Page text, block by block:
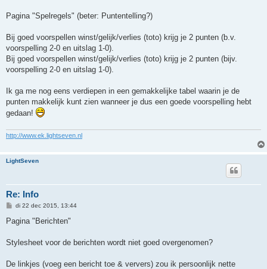
Pagina "Spelregels" (beter: Puntentelling?)
Bij goed voorspellen winst/gelijk/verlies (toto) krijg je 2 punten (b.v.
voorspelling 2-0 en uitslag 1-0).
Bij goed voorspellen winst/gelijk/verlies (toto) krijg je 2 punten (bijv.
voorspelling 2-0 en uitslag 1-0).
Ik ga me nog eens verdiepen in een gemakkelijke tabel waarin je de
punten makkelijk kunt zien wanneer je dus een goede voorspelling hebt
gedaan!
http://www.ek.lightseven.nl
LightSeven
Re: Info
B
r
h
t
di 22 dec 2015, 13:44
Pagina "Berichten"
Stylesheet voor de berichten wordt niet goed overgenomen?
De linkjes (voeg een bericht toe & ververs) zou ik persoonlijk nette